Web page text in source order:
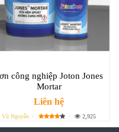
công nghiệp Joton Jones
Mortar
Liên hệ
Vũ Nguyễn 2,925